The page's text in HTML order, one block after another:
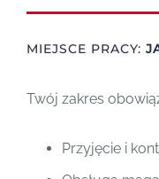
MIEJSCE PRACY:
Twój zakres
Przyjęcie i